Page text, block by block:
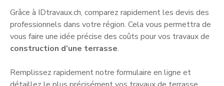
Grâce à IDtravaux.ch, comparez rapidement les devis des
professionnels dans votre région. Cela vous permettra de
vous faire une idée précise des coûts pour vos travaux de
construction d’une terrasse.
Remplissez rapidement notre formulaire en ligne et